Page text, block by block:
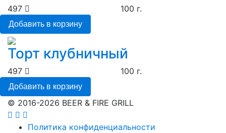
497 100 г.
Добавить в корзину
Торт клубничный
497 100 г.
Добавить в корзину
© 2016-2026 BEER & FIRE GRILL
Политика конфиденциальности